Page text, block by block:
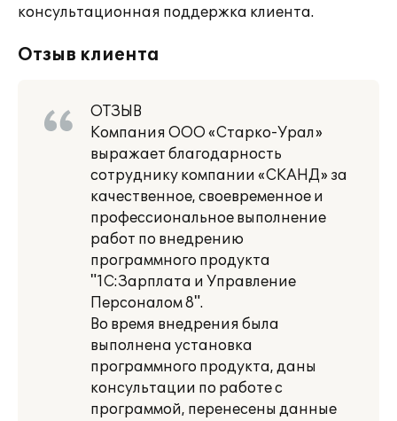
консультационная поддержка клиента.
Отзыв клиента
ОТЗЫВ
Компания ООО «Старко-Урал»
выражает благодарность
сотруднику компании «СКАНД» за
качественное, своевременное и
профессиональное выполнение
работ по внедрению
программного продукта
"1С:Зарплата и Управление
Персоналом 8".
Во время внедрения была
выполнена установка
программного продукта, даны
консультации по работе с
программой, перенесены данные